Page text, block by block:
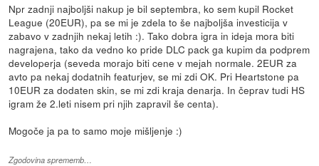
Npr zadnji najboljši nakup je bil septembra, ko sem kupil Rocket
League (20EUR), pa se mi je zdela to še najboljša investicija v
zabavo v zadnjih nekaj letih :). Tako dobra igra in ideja mora biti
nagrajena, tako da vedno ko pride DLC pack ga kupim da podprem
developerja (seveda morajo biti cene v mejah normale. 2EUR za
avto pa nekaj dodatnih featurjev, se mi zdi OK. Pri Heartstone pa
10EUR za dodaten skin, se mi zdi kraja denarja. In čeprav tudi HS
igram že 2.leti nisem pri njih zapravil še centa).
Mogoče ja pa to samo moje mišljenje :)
Zgodovina sprememb…